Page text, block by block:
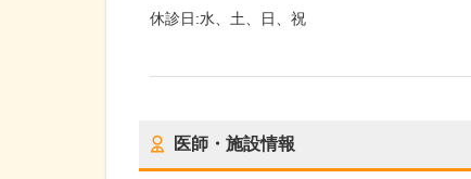
休診日:水、土、日、祝
医師・施設情報